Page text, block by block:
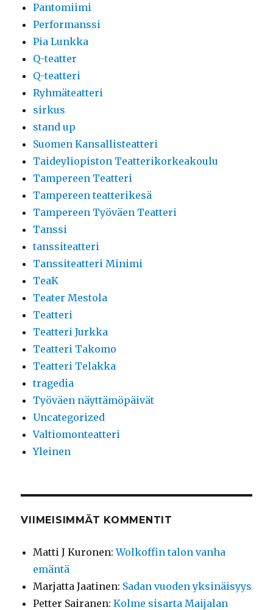
Pantomiimi
Performanssi
Pia Lunkka
Q-teatter
Q-teatteri
Ryhmäteatteri
sirkus
stand up
Suomen Kansallisteatteri
Taideyliopiston Teatterikorkeakoulu
Tampereen Teatteri
Tampereen teatterikesä
Tampereen Työväen Teatteri
Tanssi
tanssiteatteri
Tanssiteatteri Minimi
TeaK
Teater Mestola
Teatteri
Teatteri Jurkka
Teatteri Takomo
Teatteri Telakka
tragedia
Työväen näyttämöpäivät
Uncategorized
Valtiomonteatteri
Yleinen
VIIMEISIMMÄT KOMMENTIT
Matti J Kuronen:Wolkoffin talon vanha
emäntä
Marjatta Jaatinen: Sadan vuoden yksinäisyys
Petter Sairanen:Kolme sisarta Maijalan